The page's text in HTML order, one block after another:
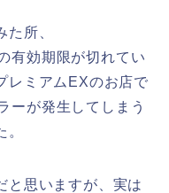
所、
有効期限が切れてい
レミアムEXのお店で
ーが発生してしまう
と思いますが、実は